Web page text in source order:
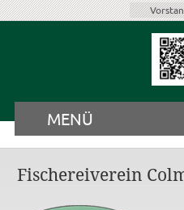
MENÜ
Fischereiverein